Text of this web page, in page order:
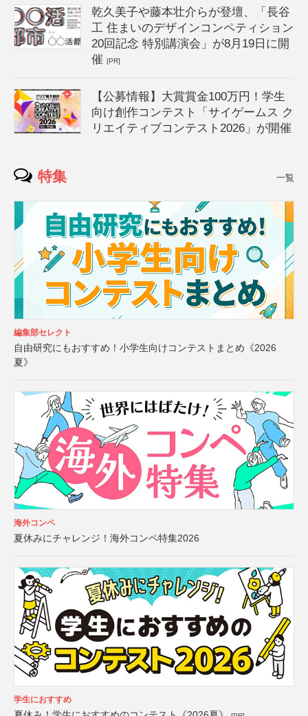
乾久美子や藤本壮介らが登壇、「長谷
工 住まいのデザインコンペティション
20回記念 特別講演会」が8月19日に開
催[PR]
【公募情報】大賞賞金100万円！学生
向け創作コンテスト「サイゲームス ク
リエイティブコンテスト2026」が開催
特集 一覧
編集部セレクト
自由研究にもおすすめ！小学生向けコンテストまとめ《2026
夏》
海外コンペ
夏休みにチャレンジ！海外コンペ特集2026
学生におすすめ